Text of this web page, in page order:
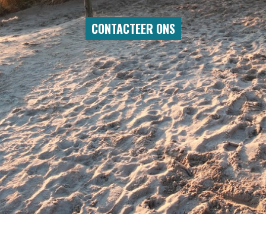
CONTACTEER ONS